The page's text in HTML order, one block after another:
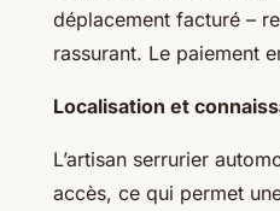
déplacement facturé –
rassurant. Le paiement
Localisation et
L’artisan serrurier
accès, ce qui permet